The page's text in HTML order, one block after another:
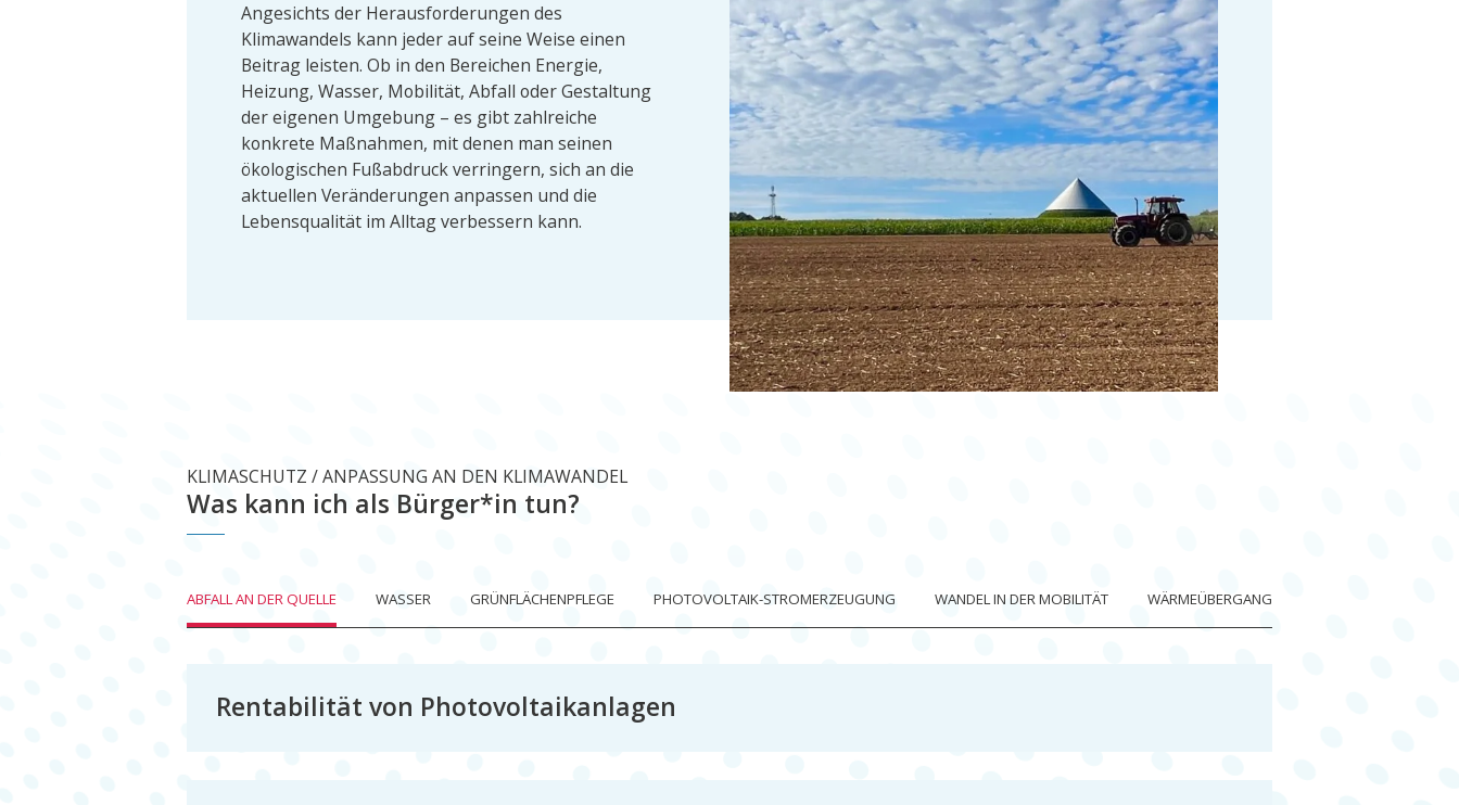
Angesichts der Herausforderungen des
Klimawandels kann jeder auf seine Weise einen
Beitrag leisten. Ob in den Bereichen Energie,
Heizung, Wasser, Mobilität, Abfall oder Gestaltung
der eigenen Umgebung – es gibt zahlreiche
konkrete Maßnahmen, mit denen man seinen
ökologischen Fußabdruck verringern, sich an die
aktuellen Veränderungen anpassen und die
Lebensqualität im Alltag verbessern kann.
Was kann ich als Bürger*in tun?
KLIMASCHUTZ / ANPASSUNG AN DEN KLIMAWANDEL
ABFALL AN DER QUELLE WASSER GRÜNFLÄCHENPFLEGE PHOTOVOLTAIK-STROMERZEUGUNG WANDEL IN DER MOBILITÄT WÄRMEÜBERGANG
Rentabilität von Photovoltaikanlagen